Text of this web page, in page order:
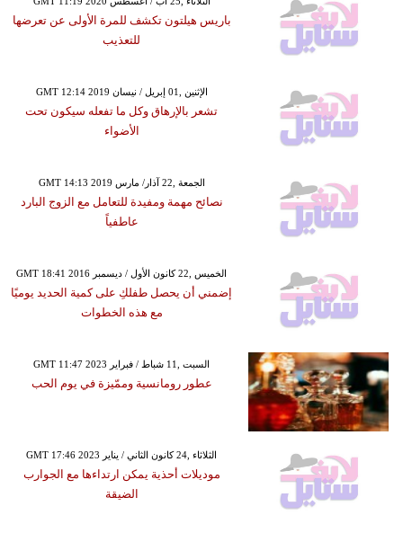
باريس هيلتون تكشف للمرة الأولى عن تعرضها
للتعذيب
GMT 12:14 2019 الإثنين ,01 إبريل / نيسان
تشعر بالإرهاق وكل ما تفعله سيكون تحت
الأضواء
GMT 14:13 2019 الجمعة ,22 آذار/ مارس
نصائح مهمة ومفيدة للتعامل مع الزوج البارد
عاطفياً
GMT 18:41 2016 الخميس ,22 كانون الأول / ديسمبر
إضمني أن يحصل طفلكِ على كمية الحديد يوميًا
مع هذه الخطوات
GMT 11:47 2023 السبت ,11 شباط / فبراير
عطور رومانسية وممّيزة في يوم الحب
GMT 17:46 2023 الثلاثاء ,24 كانون الثاني / يناير
موديلات أحذية يمكن ارتداءها مع الجوارب
الضيقة